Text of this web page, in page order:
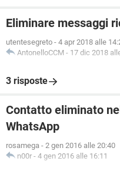
Eliminare messaggi
utentesegreto - 4 apr 2018 alle
AntonelloCCM - 17 dic 2018
3 risposte
Contatto eliminato
WhatsApp
rosamega - 2 gen 2016 alle 20:40
n00r - 4 gen 2016 alle 16:11